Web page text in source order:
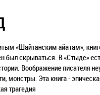
«Шайтанским айатам»,
был скрываться. В «Стыде»
Воображение писателя
монстры. Эта книга -
трагедия